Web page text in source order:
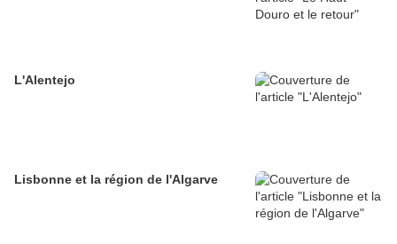
L'Alentejo
Lisbonne et la région de l'Algarve